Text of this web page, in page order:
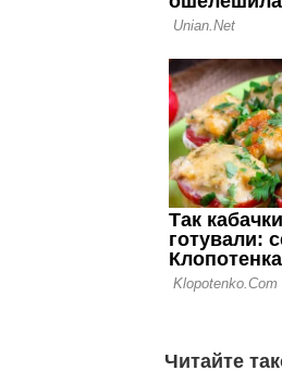
Читайте